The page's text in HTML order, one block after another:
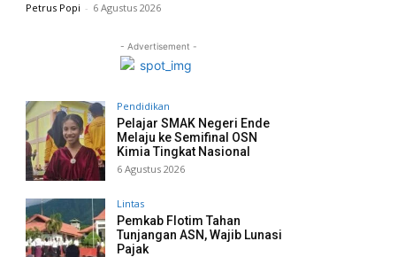
Petrus Popi - 6 Agustus 2026
- Advertisement -
Pendidikan
Pelajar SMAK Negeri Ende
Melaju ke Semifinal OSN
Kimia Tingkat Nasional
6 Agustus 2026
Lintas
Pemkab Flotim Tahan
Tunjangan ASN, Wajib Lunasi
Pajak